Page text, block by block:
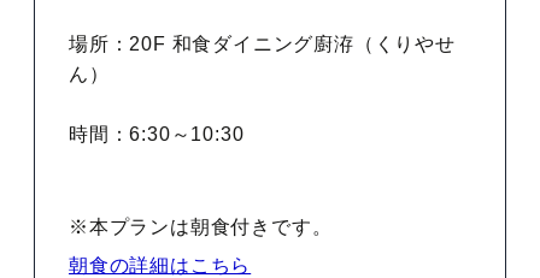
場所：20F 和食ダイニング廚洊（くりやせ
ん）
時間：6:30～10:30
※本プランは朝食付きです。
朝食の詳細はこちら